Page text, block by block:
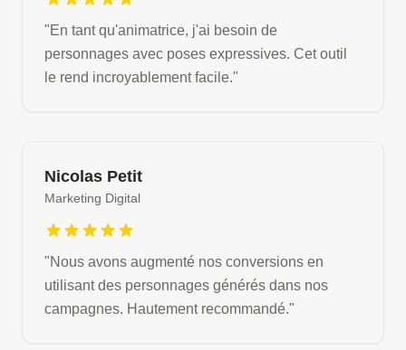
"En tant qu'animatrice, j'ai besoin de
personnages avec poses expressives. Cet outil
le rend incroyablement facile."
Nicolas Petit
Marketing Digital
"Nous avons augmenté nos conversions en
utilisant des personnages générés dans nos
campagnes. Hautement recommandé."